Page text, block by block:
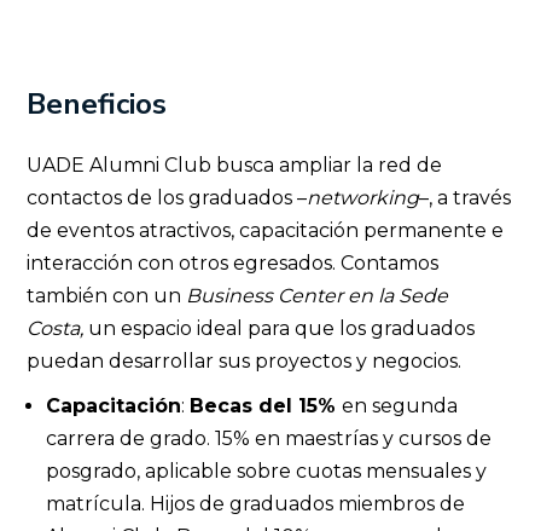
Beneficios
UADE Alumni Club busca ampliar la red de
contactos de los graduados –networking–, a través
de eventos atractivos, capacitación permanente e
interacción con otros egresados. Contamos
también con un Business Center en la Sede
Costa, un espacio ideal para que los graduados
puedan desarrollar sus proyectos y negocios.
Capacitación: Becas del 15%en segunda
carrera de grado. 15% en maestrías y cursos de
posgrado, aplicable sobre cuotas mensuales y
matrícula. Hijos de graduados miembros de